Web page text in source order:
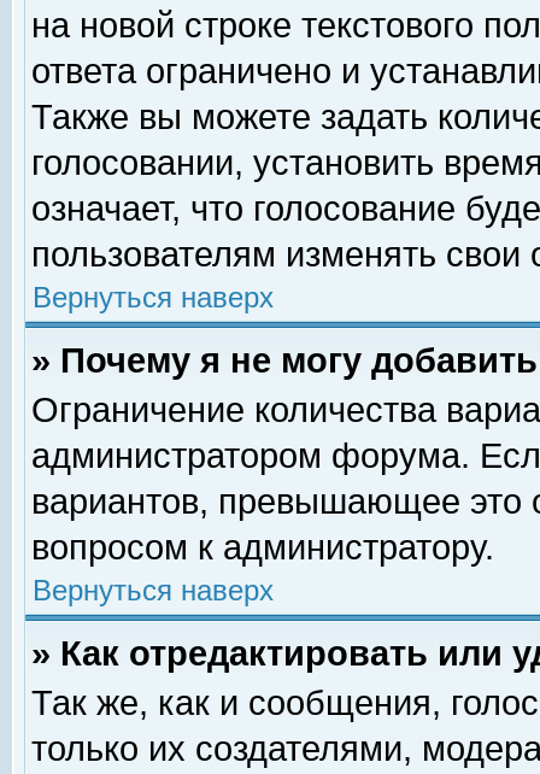
на новой строке текстового
ответа ограничено и
Также вы можете задать
голосовании, установить
означает, что голосование
пользователям изменять свои
Вернуться наверх
» Почему я не могу
Ограничение количества
администратором форума.
вариантов, превышающее это
вопросом к администратору.
Вернуться наверх
» Как отредактировать или
Так же, как и сообщения,
только их создателями,